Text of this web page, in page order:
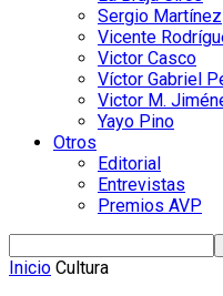
Sergio Martínez
Vicente
Victor Casco
Víctor Gabriel
Victor M.
Yayo Pino
Otros
Editorial
Entrevistas
Premios AVP
Inicio Cultura